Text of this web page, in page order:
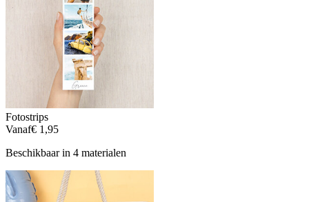
Fotostrips
Vanaf€ 1,95
Beschikbaar in 4 materialen